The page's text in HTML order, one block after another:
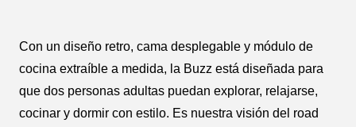
Con un diseño retro, cama desplegable y módulo de
cocina extraíble a medida, la Buzz está diseñada para
que dos personas adultas puedan explorar, relajarse,
cocinar y dormir con estilo. Es nuestra visión del road